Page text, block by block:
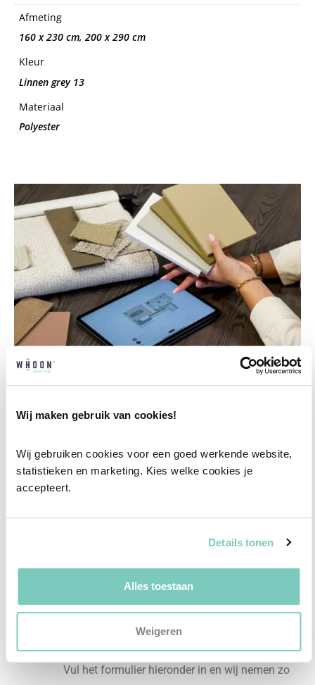
Wij maken gebruik van cookies!
Wij gebruiken cookies voor een goed werkende website,
statistieken en marketing. Kies welke cookies je
accepteert.
Details tonen
Alles toestaan
Weigeren
Afmeting
160 x 230 cm, 200 x 290 cm
Kleur
Linnen grey 13
Materiaal
Polyester
Onze professionele interieurstylisten creeëren
vanuit jouw wensen en behoeften een
passend interieuradvies.
✓ Gratis personal shopping
Advies van onze woonspecialist
Ontdek welk advies het beste bij jou past met
een vrijblijvend gesprek in onze showroom.
Vul het formulier hieronder in en wij nemen zo